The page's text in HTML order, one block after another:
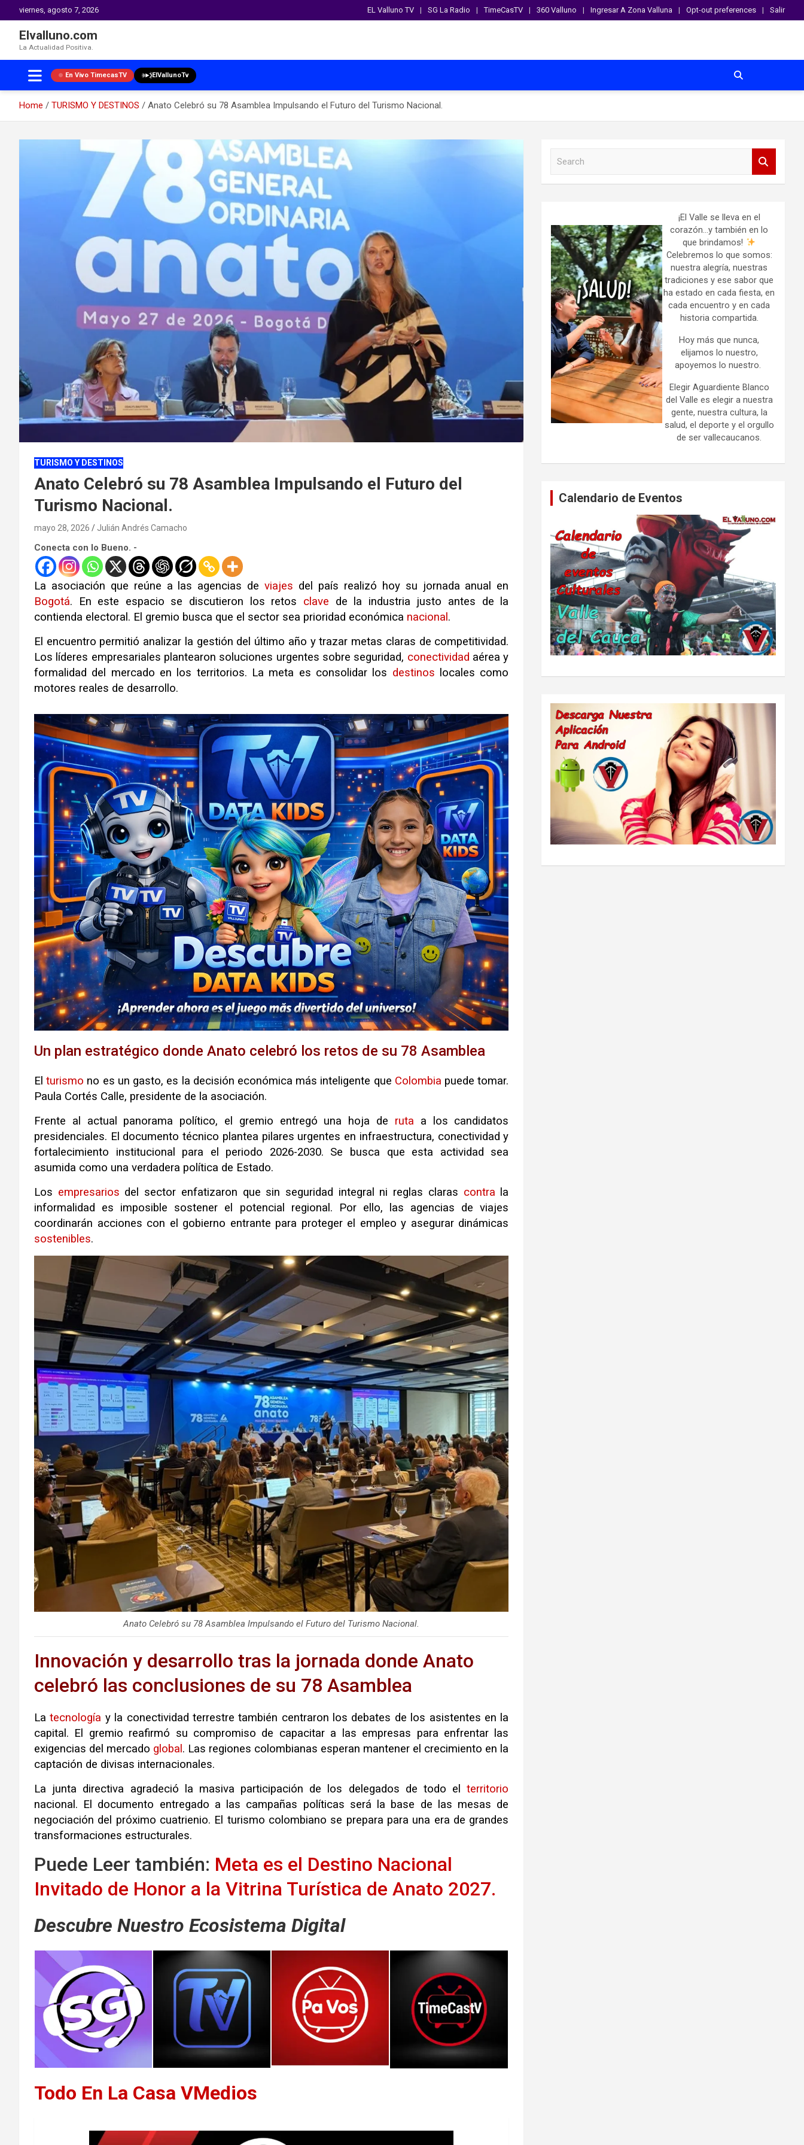
viernes, agosto 7, 2026 EL Valluno TV SG La Radio TimeCasTV 360 Valluno Ingresar A Zona Valluna Opt-out preferences Salir
Elvalluno.com
La Actualidad Positiva.
En Vivo TimecasTV ElVallunoTv
Home TURISMO Y DESTINOS
Anato Celebró su 78 Asamblea Impulsando el Futuro del Turismo Nacional.
TURISMO Y DESTINOS
Anato Celebró su 78 Asamblea Impulsando el Futuro del
Turismo Nacional.
mayo 28, 2026 Julián Andrés Camacho
Conecta con lo Bueno. -
La asociación que reúne a las agencias deviajes del país realizó hoy su jornada anual en
Bogotá. En este espacio se discutieron los retos clave de la industria justo antes de la
contienda electoral . El gremio busca que el sector sea prioridad económica nacional .
El encuentro permitió analizar la gestión del último año y trazar metas claras de competitividad.
Los líderes empresariales plantearon soluciones urgentes sobre seguridad, conectividad aérea y
formalidad del mercado en los territorios. La meta es consolidar los destinos locales como
motores reales de desarrollo.
Un plan estratégico donde Anato celebró los retos de su 78 Asamblea
Elturismo no es un gasto, es la decisión económica más inteligente que Colombia puede tomar.
Paula Cortés Calle, presidente de la asociación.
Frente al actual panorama político, el gremio entregó una hoja de ruta a los candidatos
presidenciales. El documento técnico plantea pilares urgentes en infraestructura, conectividad y
fortalecimiento institucional para el periodo 2026-2030. Se busca que esta actividad sea
asumida como una verdadera política de Estado.
Los empresarios del sector enfatizaron que sin seguridad integral ni reglas claras contra la
informalidad es imposible sostener el potencial regional .
Por ello, las agencias de viajes
coordinarán acciones con el gobierno entrante para proteger el empleo y asegurar dinámicas
sostenibles.
Anato Celebró su 78 Asamblea Impulsando el Futuro del Turismo Nacional.
Innovación y desarrollo tras la jornada donde Anato
celebró las conclusiones de su 78 Asamblea
Latecnología y la conectividad terrestre también centraron los debates de los asistentes en la
capital . El gremio reafirmó su compromiso de capacitar a las empresas para enfrentar las
exigencias del mercado global . Las regiones colombianas esperan mantener el crecimiento en la
captación de divisas internacionales.
La junta directiva agradeció la masiva participación de los delegados de todo elterritorio
nacional . El documento entregado a las campañas políticas será la base de las mesas de
negociación del próximo cuatrienio. El turismo colombiano se prepara para una era de grandes
transformaciones estructurales.
Puede Leer también: Meta es el Destino Nacional
Invitado de Honor a la Vitrina Turística de Anato 2027.
Descubre Nuestro Ecosistema Digital
Todo En La Casa VMedios
¡El Valle se lleva en el
corazón…y también en lo
que brindamos!
Celebremos lo que somos:
nuestra alegría, nuestras
tradiciones y ese sabor que
ha estado en cada fiesta, en
cada encuentro y en cada
historia compartida.
Hoy más que nunca,
elijamos lo nuestro,
apoyemos lo nuestro.
Elegir Aguardiente Blanco
del Valle es elegir a nuestra
gente, nuestra cultura, la
salud, el deporte y el orgullo
de ser vallecaucanos.
Calendario de Eventos